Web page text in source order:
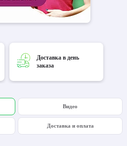
Доставка в день
заказа
Видео
Доставка и оплата